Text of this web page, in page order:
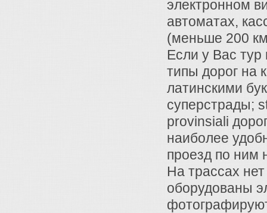
электронном
автоматах,
(меньше 200
Если у Вас
типы дорог на
латинскими
суперстрады;
provinsiali
наиболее
проезд по ним
На трассах
оборудованы